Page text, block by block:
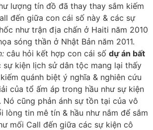
lượng tín đồ đã thay thay sắm kiếm
đến giữa con cái số này & các sự
như trận địa chấn ở Haiti năm 2010
sóng thần ở Nhật Bản năm 2011.
câu hỏi kết hợp con cái số dự án bất
sự kiện lịch sử dân tộc mang lại thấy
quánh biệt ý nghĩa & nghiên cứu
của tổ ấm áp trong hầu như sự kiện
Nó cũng phản ánh sự tồn tại của vô
lòng tin mê tín & hầu như nắm để sắm
mối Call đến giữa các sự kiện cô